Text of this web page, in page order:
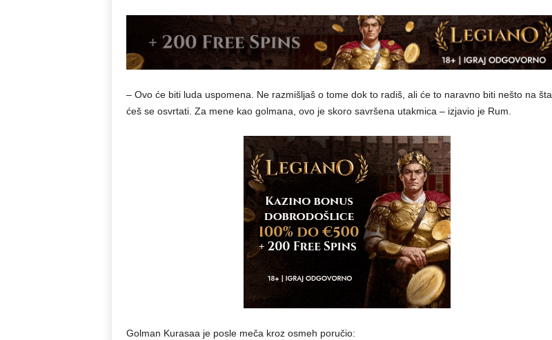
– Ovo će biti luda uspomena. Ne razmišljaš o tome dok to radiš, ali će to naravno biti nešto na šta
ćeš se osvrtati. Za mene kao golmana, ovo je skoro savršena utakmica – izjavio je Rum.
Golman Kurasaa je posle meča kroz osmeh poručio: